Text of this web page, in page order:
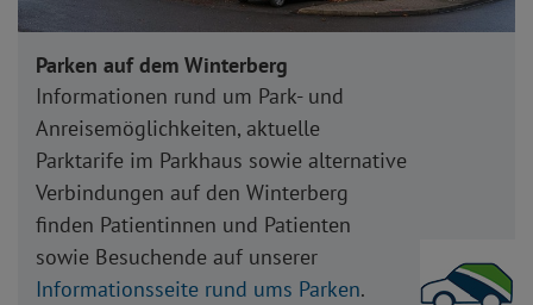
Parken auf dem Winterberg
Informationen rund um Park- und
Anreisemöglichkeiten, aktuelle
Parktarife im Parkhaus sowie alternative
Verbindungen auf den Winterberg
finden Patientinnen und Patienten
sowie Besuchende auf unserer
Informationsseite rund ums Parken.